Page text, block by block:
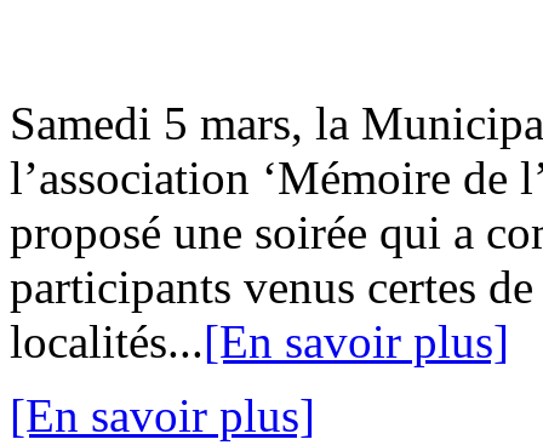
Samedi 5 mars, la
l’association ‘Mémoire de
proposé une soirée qui a
participants venus certes
localités...[En savoir plus]
[En savoir plus]